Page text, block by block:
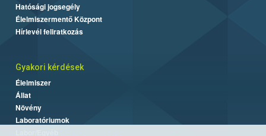
Hatósági jogsegély
Élelmiszermentő Központ
Hírlevél feliratkozás
Gyakori kérdések
Élelmiszer
Állat
Növény
Laboratóriumok